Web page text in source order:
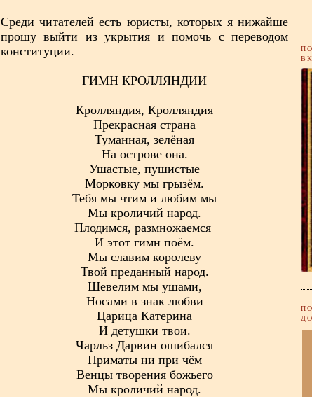
Среди читателей есть юристы, которых я нижайше
прошу выйти из укрытия и помочь с переводом
конституции.
ГИМН КРОЛЛЯНДИИ
Кролляндия, Кролляндия
Прекрасная страна
Туманная, зелёная
На острове она.
Ушастые, пушистые
Морковку мы грызём.
Тебя мы чтим и любим мы
Мы кроличий народ.
Плодимся, размножаемся
И этот гимн поём.
Мы славим королеву
Твой преданный народ.
Шевелим мы ушами,
Носами в знак любви
Царица Катерина
И детушки твои.
Чарльз Дарвин ошибался
Приматы ни при чём
Венцы творения божьего
Мы кроличий народ.